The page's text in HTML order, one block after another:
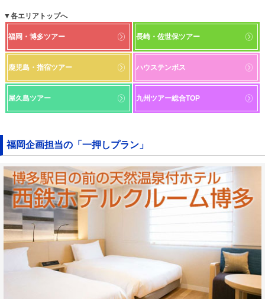
▼各エリアトップへ
福岡・博多ツアー 長崎・佐世保ツアー
鹿児島・指宿ツアー ハウステンボス
屋久島ツアー 九州ツアー総合TOP
福岡企画担当の「一押しプラン」